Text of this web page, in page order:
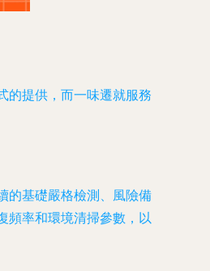
的提供，而一味遷就服務
的基礎嚴格檢測、風險備
頻率和環境清掃參數，以